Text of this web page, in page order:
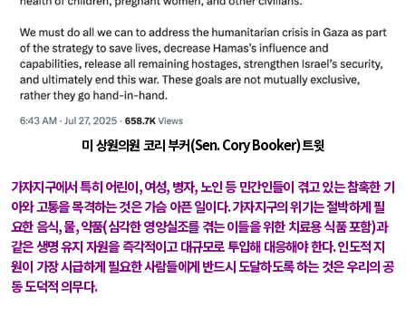
미 상원의원 코리 부커(Sen. Cory Booker)트윗
가자지구에서 특히 어린이,여성,병자,노인 등 민간인들이 겪고 있는 참혹한 기
아와 고통을 목격하는 것은 가슴 아픈 일이다.가자지구의 위기는 절박하게 필
요한 음식,물,약품(심각한 영양실조를 겪는 이들을 위한 치료용 식품 포함)과
같은 생명 유지 자원을 즉각적이고 대규모로 투입해 대응해야 한다.인도적 지
원이 가장 시급하게 필요한 사람들에게 반드시 도달하도록 하는 것은 우리의 공
동 도덕적 의무다.